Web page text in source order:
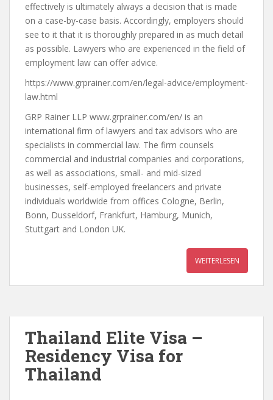
effectively is ultimately always a decision that is made
on a case-by-case basis. Accordingly, employers should
see to it that it is thoroughly prepared in as much detail
as possible. Lawyers who are experienced in the field of
employment law can offer advice.
https://www.grprainer.com/en/legal-advice/employment-
law.html
GRP Rainer LLP www.grprainer.com/en/ is an
international firm of lawyers and tax advisors who are
specialists in commercial law. The firm counsels
commercial and industrial companies and corporations,
as well as associations, small- and mid-sized
businesses, self-employed freelancers and private
individuals worldwide from offices Cologne, Berlin,
Bonn, Dusseldorf, Frankfurt, Hamburg, Munich,
Stuttgart and London UK.
WEITERLESEN
Thailand Elite Visa –
Residency Visa for
Thailand